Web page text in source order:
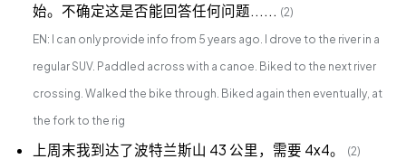
始。不确定这是否能回答任何问题...... (2)
EN: I can only provide info from 5 years ago. I drove to the river in a
regular SUV. Paddled across with a canoe. Biked to the next river
crossing. Walked the bike through. Biked again then eventually, at
the fork to the rig
上周末我到达了波特兰斯山 43 公里，需要 4x4。
(2)